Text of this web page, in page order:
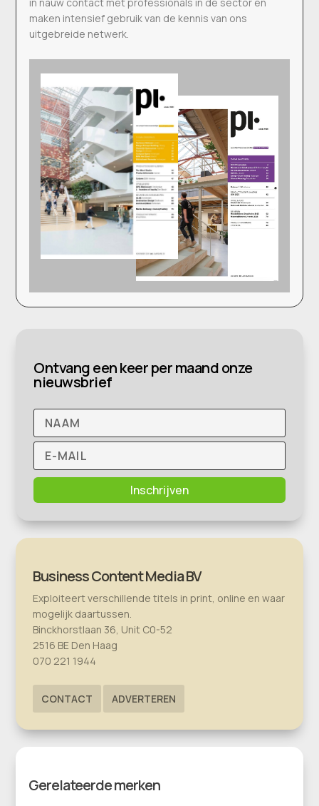
maken intensief gebruik van de kennis van ons
uitgebreide netwerk.
Ontvang een keer per maand onze
nieuwsbrief
Inschrijven
Business Content Media BV
Exploiteert verschillende titels in print, online en waar
mogelijk daartussen.
Binckhorstlaan 36, Unit C0-52
2516 BE Den Haag
070 221 1944
CONTACT ADVERTEREN
Gerelateerde merken